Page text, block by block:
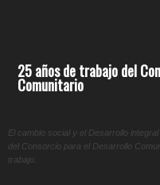
25 años de trabajo del
Comunitario
El cambio social y el Desarrollo
del Consorcio para el Desarrollo
trabajo.